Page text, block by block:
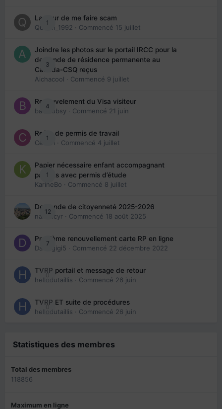
1
La peur de me faire scam
Queen_1992 · Commencé 15 juillet
3
Joindre les photos sur le portail IRCC pour la
demande de résidence permanente au
Canada-CSQ reçus
Aichacool · Commencé 9 juillet
4
Renouvelement du Visa visiteur
babibubsy · Commencé 21 juin
1
Refus de permis de travail
Cedbri · Commencé 4 juillet
1
Papier nécessaire enfant accompagnant
parents avec permis d’étude
KarineBo · Commencé 8 juillet
12
Demande de citoyenneté 2025-2026
nanancyr · Commencé 18 août 2025
7
Problème renouvellement carte RP en ligne
Davidgigi5 · Commencé 22 décembre 2022
0
TVRP portail et message de retour
hellodutaillis · Commencé 26 juin
0
TVRP ET suite de procédures
hellodutaillis · Commencé 26 juin
Statistiques des membres
Total des membres
118856
Maximum en ligne